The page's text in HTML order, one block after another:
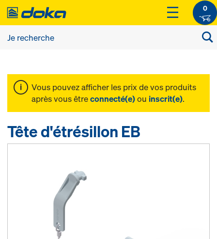
0
Vous pouvez afficher les prix de vos produits
après vous êtreconnecté(e)ou inscrit(e).
Tête d'étrésillon EB